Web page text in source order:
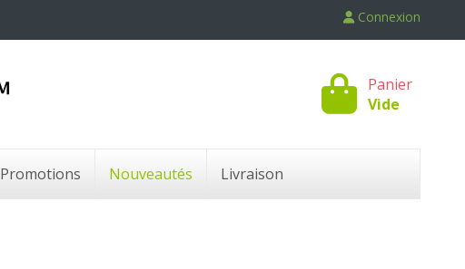
Connexion
Panier
Vide
Promotions Nouveautés Livraison